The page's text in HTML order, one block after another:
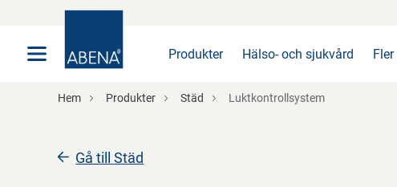
Produkter Hälso- och sjukvård
Hem Produkter Städ Luktkontrollsystem
Gå till Städ